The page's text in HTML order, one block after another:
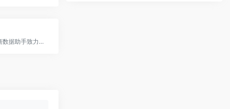
TikTok电商数据助手致力于帮助卖家和电商创作者，通过数据实现智能选品、达人分析、直播间分析。